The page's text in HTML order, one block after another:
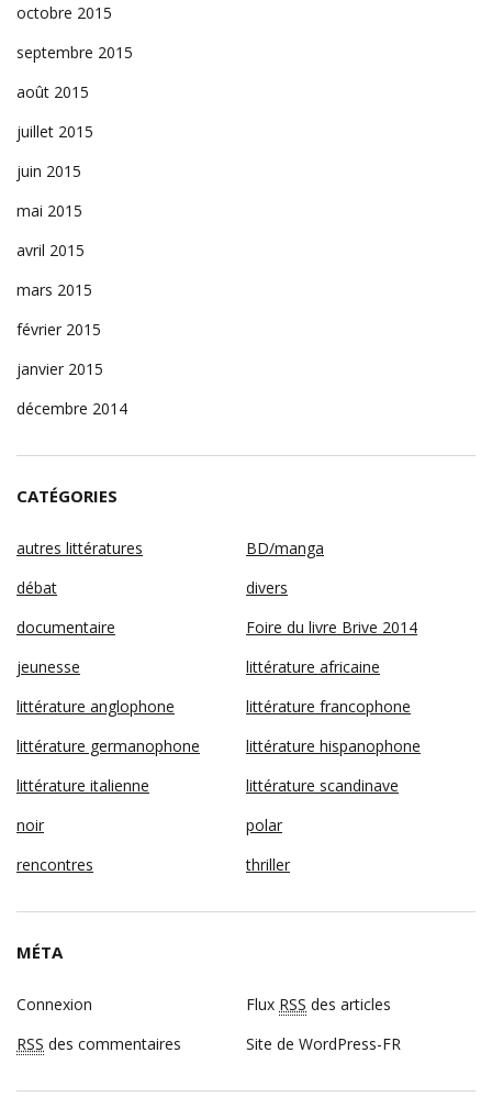
octobre 2015
septembre 2015
août 2015
juillet 2015
juin 2015
mai 2015
avril 2015
mars 2015
février 2015
janvier 2015
décembre 2014
CATÉGORIES
autres littératures
BD/manga
débat
divers
documentaire
Foire du livre Brive 2014
jeunesse
littérature africaine
littérature anglophone
littérature francophone
littérature germanophone
littérature hispanophone
littérature italienne
littérature scandinave
noir
polar
rencontres
thriller
MÉTA
Connexion Flux RSS des articles
RSS des commentaires Site de WordPress-FR